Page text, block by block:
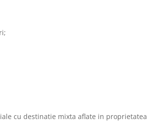
cu destinatie mixta aflate in proprietatea